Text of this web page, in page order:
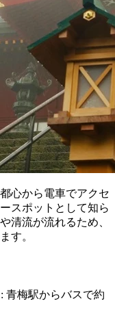
心から電車でアクセ
スポットとして知ら
清流が流れるため、
す。
青梅駅からバスで約